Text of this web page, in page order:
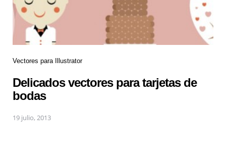
Vectores para Illustrator
Delicados vectores para tarjetas de
bodas
19 julio, 2013